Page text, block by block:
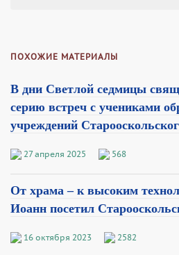
ПОХОЖИЕ МАТЕРИАЛЫ
В дни Светлой седмицы
серию встреч с учениками
учреждений
27 апреля 2025 568
От храма – к высоким
Иоанн посетил
16 октября 2023 2582